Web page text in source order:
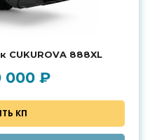
CUKUROVA 888XL
000 ₽
КП